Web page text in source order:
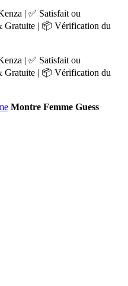
| ✅ Satisfait ou
Gratuite | 📦 Vérification du
| ✅ Satisfait ou
Gratuite | 📦 Vérification du
Montre Femme Guess